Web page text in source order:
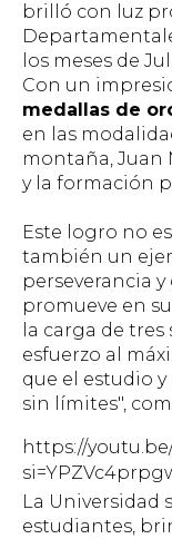
brilló con luz
los meses de
Con un
medallas de
en las
montaña, Juan
y la formación
Este logro no
también un
perseverancia
promueve en
la carga de
esfuerzo al
que el estudio
sin límites",
https://
La Universidad
estudiantes,